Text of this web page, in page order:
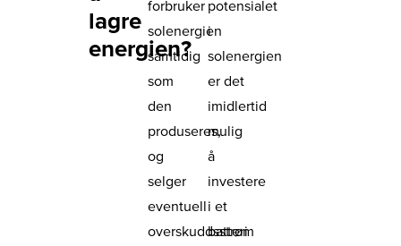
lagre
energien?
forbruker
solenergien
samtidig
som
den
produseres,
og
selger
eventuell
overskuddsstrøm
potensialet
i
solenergien
er det
imidlertid
mulig
å
investere
i et
batteri